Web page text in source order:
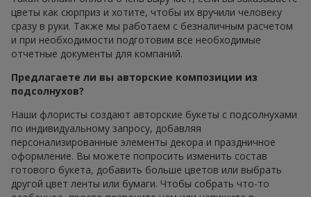
цветы как сюрприз и хотите, чтобы их вручили человеку
сразу в руки. Также мы работаем с безналичным расчетом
и при необходимости подготовим все необходимые
отчетные документы для компаний.
Предлагаете ли вы авторские композиции из
подсолнухов?
Наши флористы создают авторские букеты с подсолнухами
по индивидуальному запросу, добавляя
персонализированные элементы декора и праздничное
оформление. Вы можете попросить изменить состав
готового букета, добавить больше цветов или выбрать
другой цвет ленты или бумаги. Чтобы собрать что-то